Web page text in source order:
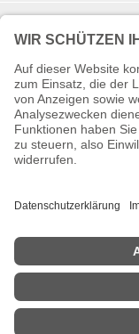
Info
Informationen
© Copyright 2026